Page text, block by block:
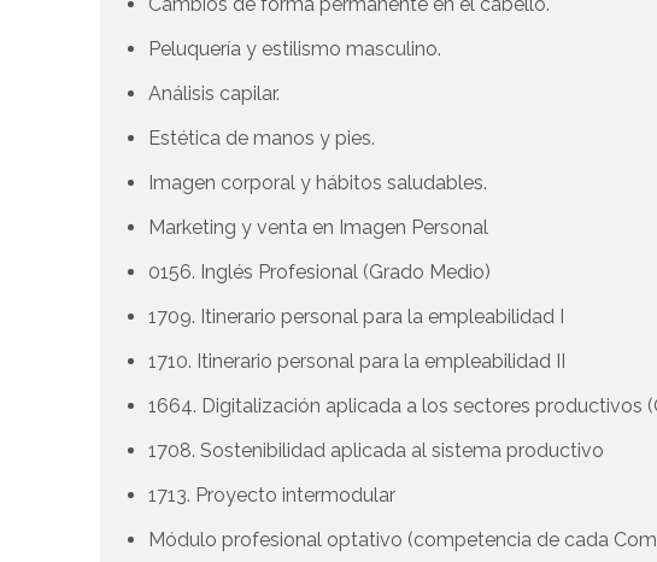
Peluquería y estilismo masculino.
Análisis capilar.
Estética de manos y pies.
Imagen corporal y hábitos saludables.
Marketing y venta en Imagen Personal
0156. Inglés Profesional (Grado Medio)
1709. Itinerario personal para la empleabilidad I
1710. Itinerario personal para la empleabilidad II
1664. Digitalización aplicada a los sectores productivos
1708. Sostenibilidad aplicada al sistema productivo
1713. Proyecto intermodular
Módulo profesional optativo (competencia de cada